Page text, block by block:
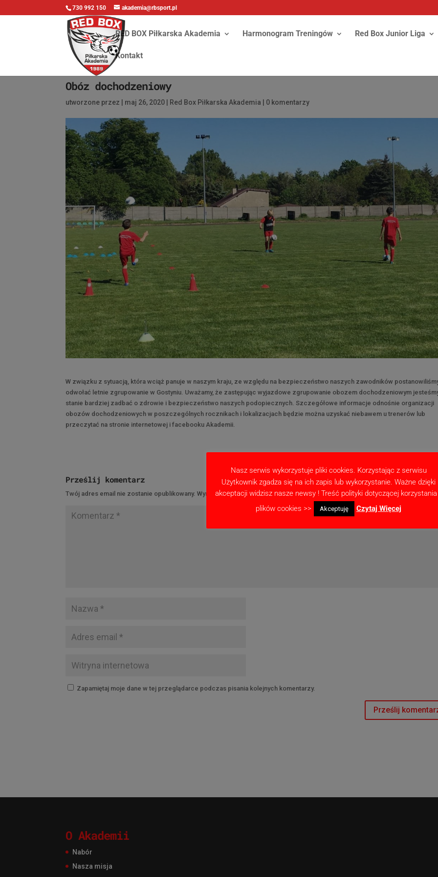
730 992 150 akademia@rbsport.pl
RED BOX Piłkarska Akademia Harmonogram Treningów Red Box Junior Liga
Kontakt
Obóz dochodzeniowy
utworzone przez maj 26, 2020 Red Box Piłkarska Akademia 0 komentarzy
W związku z sytuacją, która wciąż panuje w naszym kraju, ze względu na bezpieczeństwo naszych zawodników
odwołać letnie zgrupowanie w Gostyniu. Uważamy, że zastępując wyjazdowe zgrupowanie obozem dochodzeniowym
stanie bardziej zadbać o zdrowie i bezpieczeństwo naszych podopiecznych. Szczegółowe informacje odnośnie organizacji
obozów dochodzeniowych w poszczególnych rocznikach i lokalizacjach będzie można uzyskać niebawem u trenerów lub
przeczytać na stronie internetowej i facebooku Akademii.
Prześlij komentarz
Twój adres email nie zostanie opublikowany. Wymagane pola są oznaczone*
Zapamiętaj moje dane w tej przeglądarce podczas pisania kolejnych komentarzy.
O Akademii
Nabór
Nasza misja
Nasz serwis wykorzystuje pliki cookies. Korzystając z serwisu
Użytkownik zgadza się na ich zapis lub wykorzystanie. Ważne dzięki
akceptacji widzisz nasze newsy ! Treść polityki dotyczącej
plików cookies >>
Akceptuję Czytaj Więcej